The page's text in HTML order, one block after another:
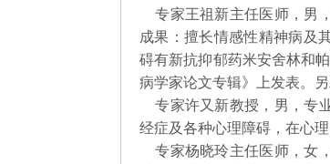
专家王祖新主任医师，男
成果：擅长情感性精神病及
碍有新抗抑郁药米安舍林和
病学家论文专辑》上发表。
专家许又新教授，男，专
经症及各种心理障碍，在心
专家杨晓玲主任医师，女